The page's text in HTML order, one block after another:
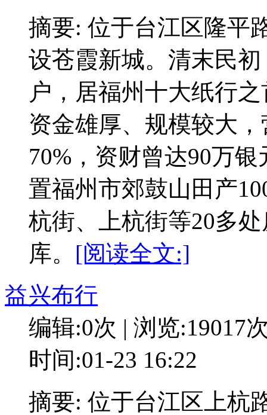
摘要: 位于台江区隆平
设苍霞新城。清末民
户，居福州十大纸行
资金雄厚、规模较大
70%，资财曾达90万
置福州市郊鼓山田产
杭街、上杭街等20多
库。 [阅读全文:]
益兴布行
编辑:0次 | 浏览:19017
时间:01-23 16:22
摘要: 位于台江区上杭